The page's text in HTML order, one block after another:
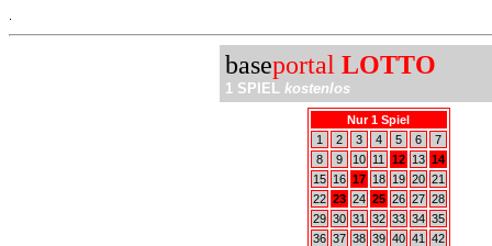
baseportal LOTTO
1 SPIEL kostenlos
Nur 1 Spiel
1
2 3 4 5 6
7
8
9 10 11 12 13 14
15
16 17 18 19 20 21
22 23 24 25 26 27 28
29 30 31 32 33 34 35
36 37 38 39 40 41
42